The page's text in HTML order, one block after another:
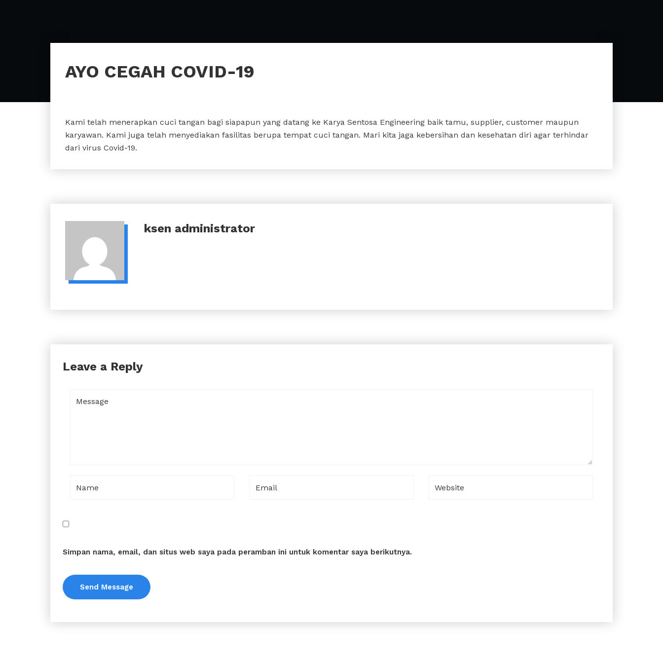
AYO CEGAH COVID-19
Kami telah menerapkan cuci tangan bagi siapapun yang datang ke Karya Sentosa Engineering baik tamu, supplier, customer maupun
karyawan. Kami juga telah menyediakan fasilitas berupa tempat cuci tangan. Mari kita jaga kebersihan dan kesehatan diri agar terhindar
dari virus Covid-19.
ksen administrator
Leave a Reply
Simpan nama, email, dan situs web saya pada peramban ini untuk komentar saya berikutnya.